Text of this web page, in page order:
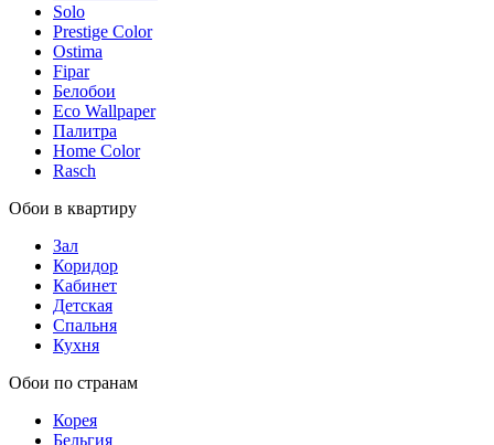
Solo
Prestige Color
Ostima
Fipar
Белобои
Eco Wallpaper
Палитра
Home Color
Rasch
Обои в квартиру
Зал
Коридор
Кабинет
Детская
Спальня
Кухня
Обои по странам
Корея
Бельгия